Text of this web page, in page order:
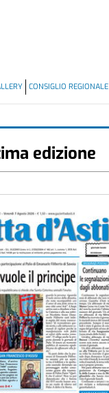
CONSIGLIO REGIONALE
edizione